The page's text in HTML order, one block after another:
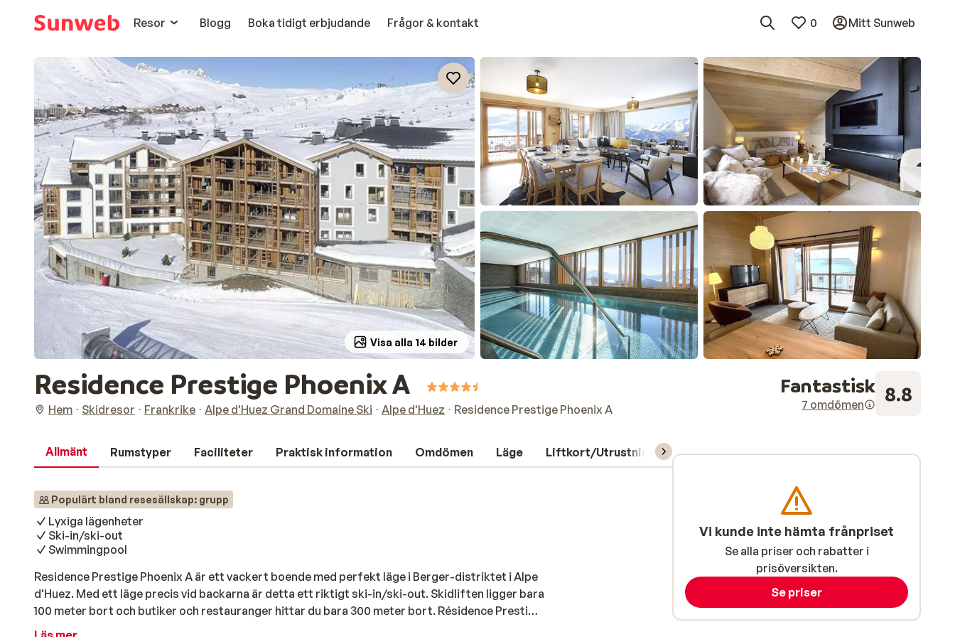
Resor
Blogg Boka tidigt erbjudande Frågor & kontakt 0 Mitt Sunweb
Visa alla 14 bilder
Residence Prestige Phoenix A
Hem Skidresor Frankrike Alpe d'Huez Grand Domaine Ski Alpe d'Huez Residence Prestige Phoenix A
Fantastisk
7 omdömen 8.8
Allmänt Rumstyper Faciliteter Praktisk information Omdömen Läge Liftkort/Utrustning/Skidskola
Populärt bland resesällskap: grupp
Lyxiga lägenheter
Ski-in/ski-out
Swimmingpool
Residence Prestige Phoenix A är ett vackert boende med perfekt läge i Berger-distriktet i Alpe
d'Huez. Med ett läge precis vid backarna är detta ett riktigt ski-in/ski-out. Skidliften ligger bara
100 meter bort och butiker och restauranger hittar du bara 300 meter bort. Résidence Prestige
Phoenix är en vacker byggnad med mysiga lägenheter. Inredningen i lägenheterna skiljer sig åt,
Vi kunde inte hämta frånpriset
Se alla priser och rabatter i
prisöversikten.
Se priser